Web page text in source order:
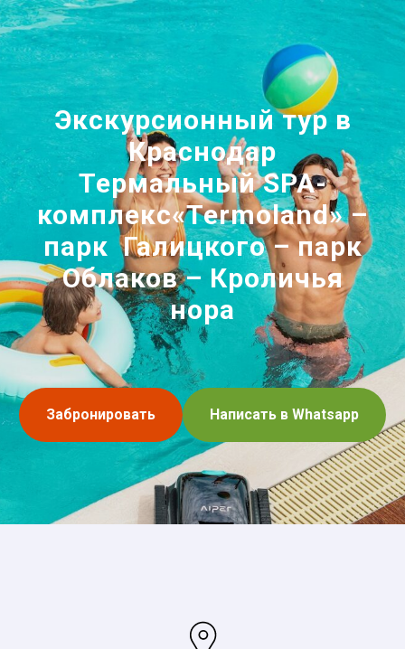
Экскурсионный тур в
Краснодар
Термальный SPA-
комплекс«Termoland» –
парк Галицкого – парк
Облаков – Кроличья
нора
Забронировать Написать в Whatsapp